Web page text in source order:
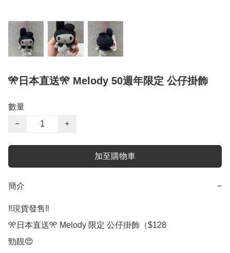
🎌日本直送🎌 Melody 50週年限定 公仔掛飾
數量
−
+
加至購物車
簡介 −
‼️現貨發售‼️
🎌日本直送🎌 Melody 限定 公仔掛飾（$128
勁靚😍